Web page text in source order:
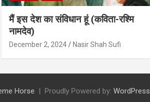
मैं इस देश का संविधान हूं (कविता-रश्मि
नामदेव)
December 2, 2024 Nasir Shah Sufi
Horse Proudly Powered by: WordPress